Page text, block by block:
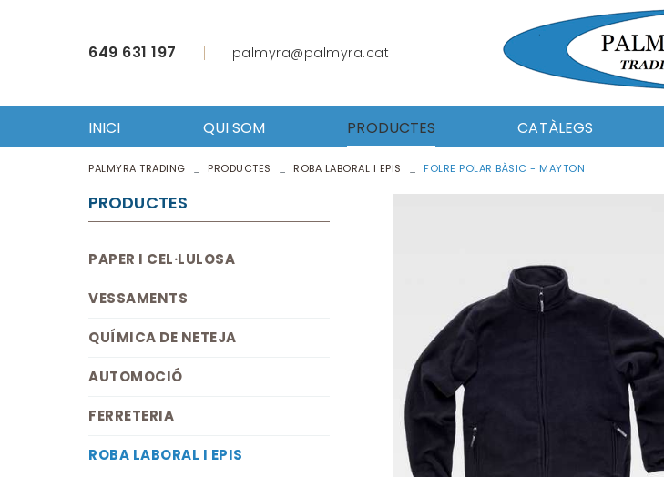
649 631 197 palmyra@palmyra.cat
INICI QUI SOM PRODUCTES
PAPER I CEL·LULOSA
VESSAMENTS
ÚTILS DE NETEJA
EQUIPAMENT
HOSTELERIA
CATÀLEGS
PAPER I CEL-LULOSA
UTILS DE NETEJA
CATALAG_DOSICO
ROBA LABORAL I EPIS
QUÍMICA DE NETEJA
PALMYRA TRADING PRODUCTES ROBA LABORAL I EPIS FOLRE POLAR BÀSIC - MAYTON
PRODUCTES
PAPER I CEL·LULOSA
VESSAMENTS
QUÍMICA DE NETEJA
AUTOMOCIÓ
FERRETERIA
ROBA LABORAL I EPIS